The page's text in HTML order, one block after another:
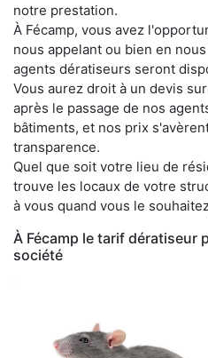
notre prestation.
À Fécamp, vous avez
nous appelant ou bien en
agents dératiseurs seront
Vous aurez droit à un devis
après le passage de nos
bâtiments, et nos prix
transparence.
Quel que soit votre lieu de
trouve les locaux de votre
à vous quand vous le
À Fécamp le tarif dératiseur
société